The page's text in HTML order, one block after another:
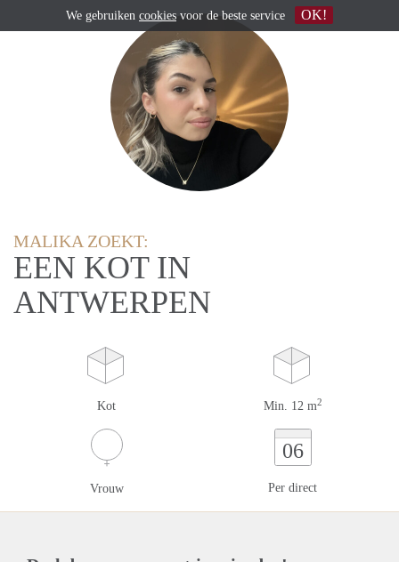
MALIKA ZOEKT:
EEN KOT IN
ANTWERPEN
Kot Min. 12 m2
Vrouw
06
Per direct
We gebruiken cookies voor de beste service OK!